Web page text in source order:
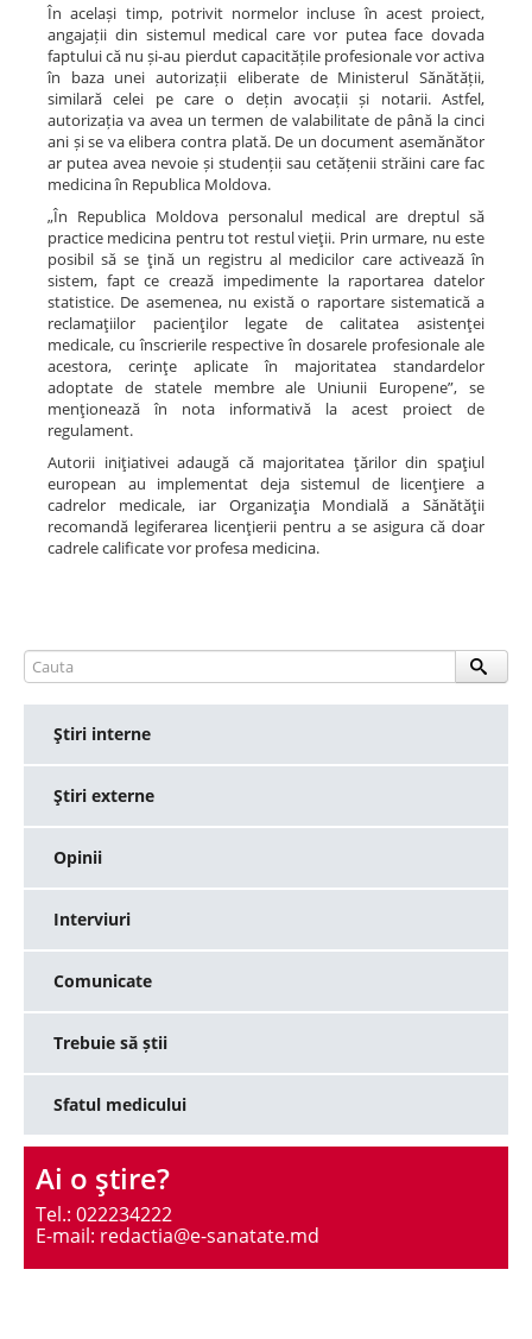
În același timp, potrivit normelor incluse în acest proiect,
angajații din sistemul medical care vor putea face dovada
faptului că nu și-au pierdut capacitățile profesionale vor activa
în baza unei autorizații eliberate de Ministerul Sănătății,
similară celei pe care o dețin avocații și notarii. Astfel,
autorizația va avea un termen de valabilitate de până la cinci
ani și se va elibera contra plată. De un document asemănător
ar putea avea nevoie și studenții sau cetățenii străini care fac
medicina în Republica Moldova.
„În Republica Moldova personalul medical are dreptul să
practice medicina pentru tot restul vieţii. Prin urmare, nu este
posibil să se ţină un registru al medicilor care activează în
sistem, fapt ce crează impedimente la raportarea datelor
statistice. De asemenea, nu există o raportare sistematică a
reclamaţiilor pacienţilor legate de calitatea asistenţei
medicale, cu înscrierile respective în dosarele profesionale ale
acestora, cerinţe aplicate în majoritatea standardelor
adoptate de statele membre ale Uniunii Europene”, se
menţionează în nota informativă la acest proiect de
regulament.
Autorii iniţiativei adaugă că majoritatea ţărilor din spaţiul
european au implementat deja sistemul de licenţiere a
cadrelor medicale, iar Organizaţia Mondială a Sănătăţii
recomandă legiferarea licenţierii pentru a se asigura că doar
cadrele calificate vor profesa medicina.
Ştiri interne
Ştiri externe
Opinii
Interviuri
Comunicate
Trebuie să știi
Sfatul medicului
Ai o ştire?
Tel.: 022234222
E-mail: redactia@e-sanatate.md